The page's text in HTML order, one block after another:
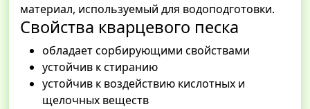
материал, используемый для водоподготовки.
Свойства кварцевого песка
обладает сорбирующими свойствами
устойчив к стиранию
устойчив к воздействию кислотных и
щелочных веществ